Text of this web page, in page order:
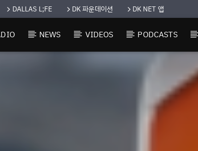
DALLAS L;FE DK 파운데이션 DK NET 앱
NEWS VIDEOS PODCASTS